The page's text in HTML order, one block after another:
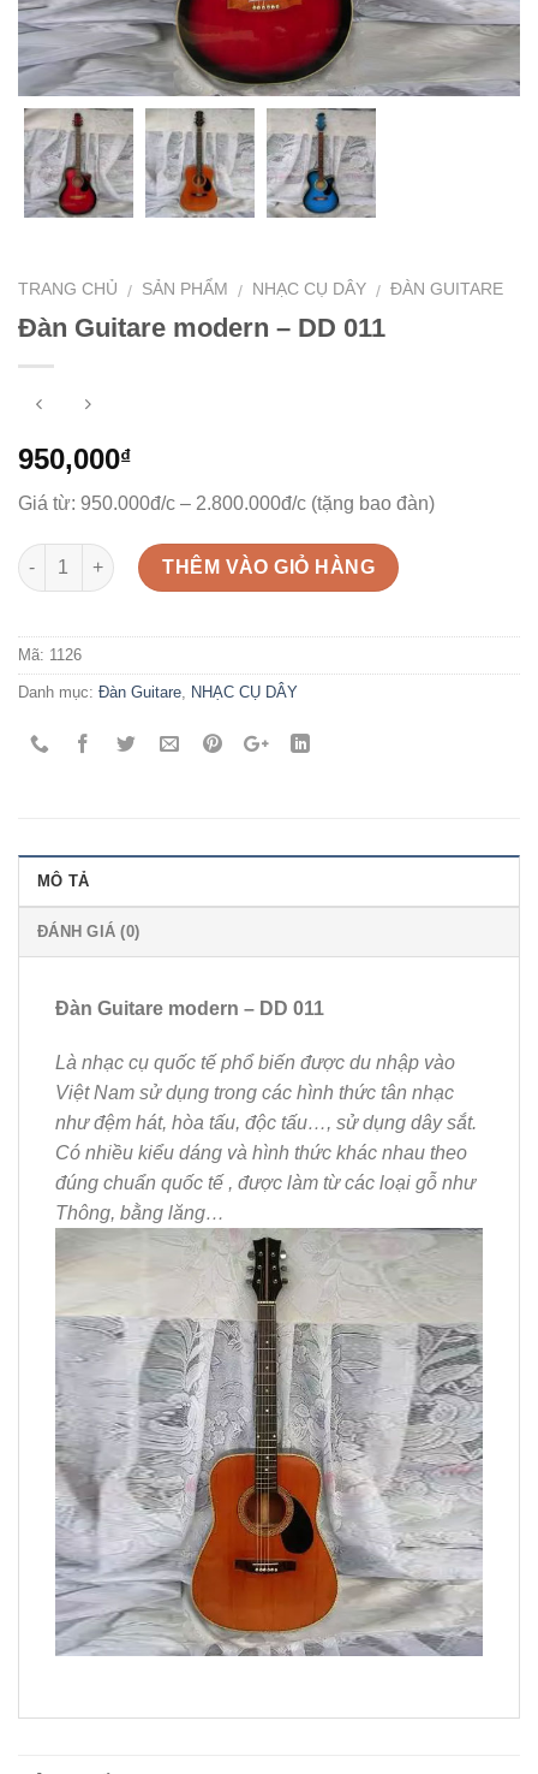
TRANG CHỦ / SẢN PHẨM / NHẠC CỤ DÂY / ĐÀN GUITARE
Đàn Guitare modern – DD 011
950,000₫
Giá từ: 950.000đ/c – 2.800.000đ/c (tặng bao đàn)
Số lượng
THÊM VÀO GIỎ HÀNG
Mã: 1126
Danh mục: Đàn Guitare NHẠC CỤ DÂY
MÔ TẢ
ĐÁNH GIÁ (0)
Đàn Guitare modern – DD 011
Là nhạc cụ quốc tế phổ biến được du nhập vào
Việt Nam sử dụng trong các hình thức tân nhạc
như đệm hát, hòa tấu, độc tấu…, sử dụng dây sắt.
Có nhiều kiểu dáng và hình thức khác nhau theo
đúng chuẩn quốc tế , được làm từ các loại gỗ như
Thông, bằng lăng…